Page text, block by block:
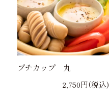
プチカップ 丸
2,750円(税込)